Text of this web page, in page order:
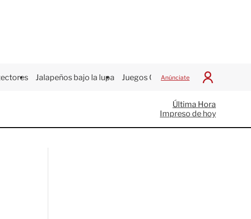
Jalapeños bajo la lupa Juegos Centroamericanos
Anúnciate
I
c
i
a
Última Hora
Impreso de hoy